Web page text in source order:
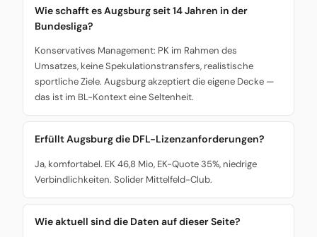
Wie schafft es Augsburg seit 14 Jahren in der
Bundesliga?
Konservatives Management: PK im Rahmen des
Umsatzes, keine Spekulationstransfers, realistische
sportliche Ziele. Augsburg akzeptiert die eigene Decke —
das ist im BL-Kontext eine Seltenheit.
Erfüllt Augsburg die DFL-Lizenzanforderungen?
Ja, komfortabel. EK 46,8 Mio, EK-Quote 35%, niedrige
Verbindlichkeiten. Solider Mittelfeld-Club.
Wie aktuell sind die Daten auf dieser Seite?